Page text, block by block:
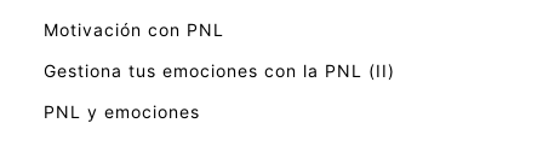
Motivación con PNL
Gestiona tus emociones con la PNL (II)
PNL y emociones